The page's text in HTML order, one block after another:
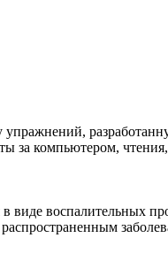
за компьютером,
виде воспалительных